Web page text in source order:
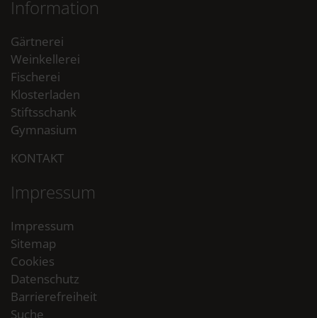
Information
Gärtnerei
Weinkellerei
Fischerei
Klosterladen
Stiftsschank
Gymnasium
KONTAKT
Impressum
Impressum
Sitemap
Cookies
Datenschutz
Barrierefreiheit
Suche